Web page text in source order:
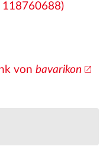
118760688)
von bavarikon